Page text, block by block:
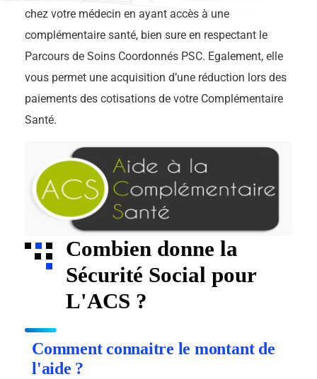
chez votre médecin en ayant accès à une
complémentaire santé, bien sure en respectant le
Parcours de Soins Coordonnés PSC. Egalement, elle
vous permet une acquisition d’une réduction lors des
paiements des cotisations de votre Complémentaire
Santé.
Combien donne la
Sécurité Social pour
L'ACS ?
Comment connaitre le montant de
l'aide ?